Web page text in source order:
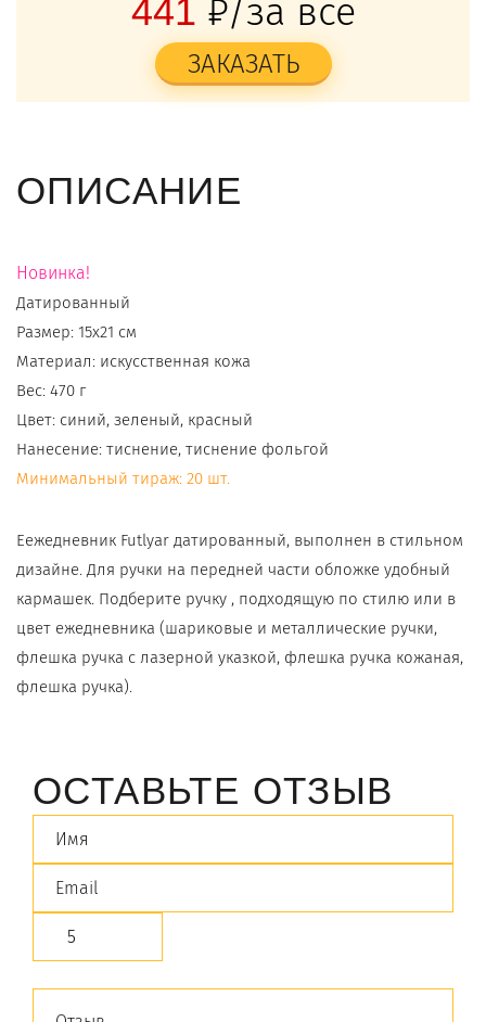
441 ₽/за все
ЗАКАЗАТЬ
ОПИСАНИЕ
Новинка!
Датированный
Размер: 15х21 см
Материал: искусственная кожа
Вес: 470 г
Цвет: синий, зеленый, красный
Нанесение: тиснение, тиснение фольгой
Минимальный тираж: 20 шт.
Еежедневник Futlyar датированный, выполнен в стильном
дизайне. Для ручки на передней части обложке удобный
кармашек. Подберите ручку , подходящую по стилю или в
цвет ежедневника (шариковые и металлические ручки,
флешка ручка с лазерной указкой, флешка ручка кожаная,
флешка ручка).
ОСТАВЬТЕ ОТЗЫВ